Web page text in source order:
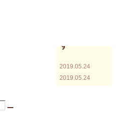
す
2019.05.24
2019.05.24